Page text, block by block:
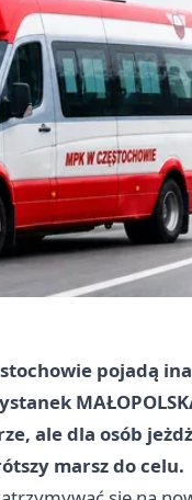
pojadą
ale dla osób
marsz do celu.